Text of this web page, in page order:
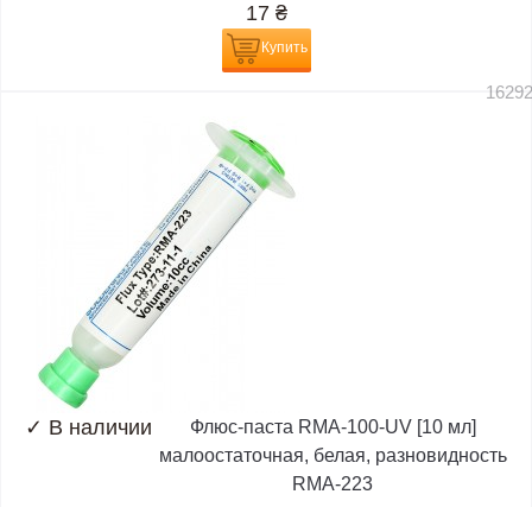
17 ₴
Купить
✓ В наличии
Флюс-паста RMA-100-UV [10 мл]
малоостаточная, белая, разновидность
RMA-223